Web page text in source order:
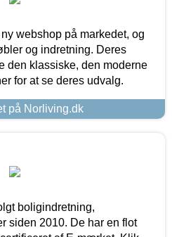
webshop på markedet, og
og indretning. Deres
den klassiske, den moderne
for at se deres udvalg.
på Norliving.dk
boligindretning,
siden 2010. De har en flot